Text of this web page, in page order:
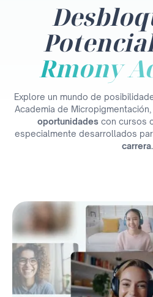
Rmony
Explore un mundo de
Academia de Micropigmentación,
oportunidadescon cursos
especialmente desarrollados
carrera.